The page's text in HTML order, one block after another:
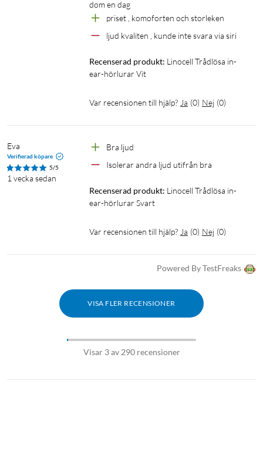
dom en dag
priset , komoforten och storleken
ljud kvaliten , kunde inte svara via siri
Recenserad produkt: Linocell Trådlösa in-
ear-hörlurar Vit
Var recensionen till hjälp? Ja (0) Nej (0)
Eva
Verifierad köpare
5/5
1 vecka sedan
Bra ljud
Isolerar andra ljud utifrån bra
Recenserad produkt: Linocell Trådlösa in-
ear-hörlurar Svart
Var recensionen till hjälp? Ja (0) Nej (0)
Powered By TestFreaks
VISA FLER RECENSIONER
Visar 3 av 290 recensioner